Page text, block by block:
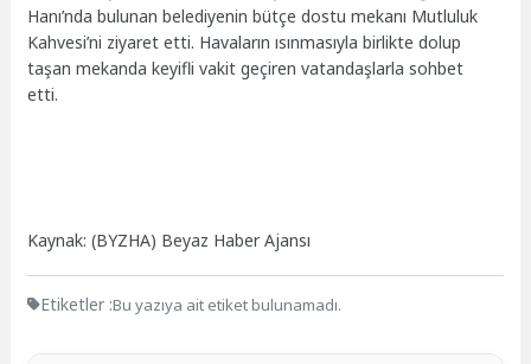
Hanı’nda bulunan belediyenin bütçe dostu mekanı Mutluluk
Kahvesi’ni ziyaret etti. Havaların ısınmasıyla birlikte dolup
taşan mekanda keyifli vakit geçiren vatandaşlarla sohbet
etti.
Kaynak: (BYZHA) Beyaz Haber Ajansı
Etiketler :Bu yazıya ait etiket bulunamadı.